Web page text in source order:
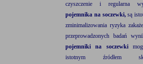
czyszczenie i regularna
pojemnika na soczewki,są
zminimalizowania ryzyka
przeprowadzonych badań
pojemniki na soczewki
istotnym źródłem